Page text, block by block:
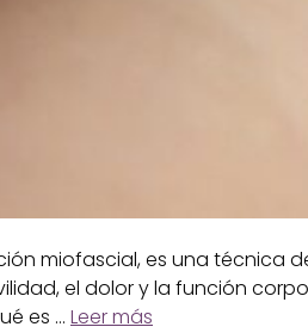
miofascial, es una técnica
el dolor y la función
es … Leer más